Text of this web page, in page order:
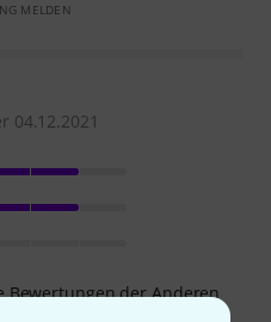
MELDEN
04.12.2021
Bewertungen der Anderen